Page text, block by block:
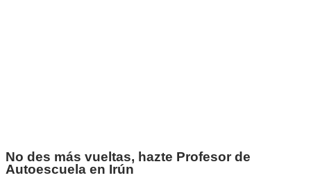
Alumnos Formados